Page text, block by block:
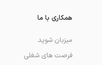
همکاری با ما
میزبان شوید
فرصت های شغلی